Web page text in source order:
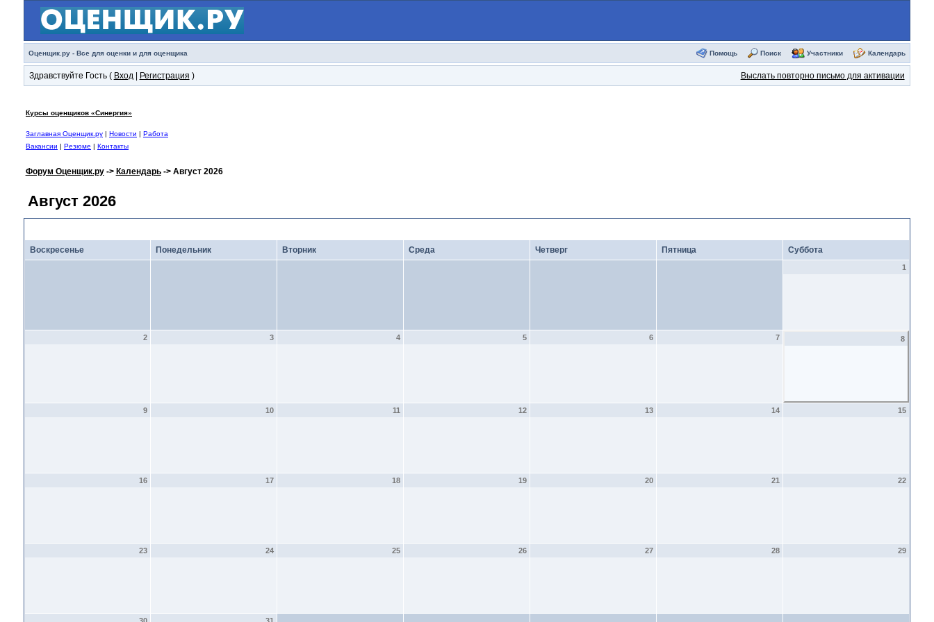
Оценщик.ру - Все для оценки и для оценщика Помощь Поиск Участники Календарь
Здравствуйте Гость ( Вход| Регистрация ) Выслать повторно письмо для активации
Курсы оценщиков «Синергия»
Заглавная Оценщик.ру| Новости | Работа
Вакансии | Резюме | Контакты
Форум Оценщик.ру-> Календарь-> Август 2026
Август 2026
Воскресенье Понедельник Вторник Среда Четверг Пятница Суббота
1
2 3 4 5 6 7 8
9 10 11 12 13 14 15
16 17 18 19 20 21 22
23 24 25 26 27 28 29